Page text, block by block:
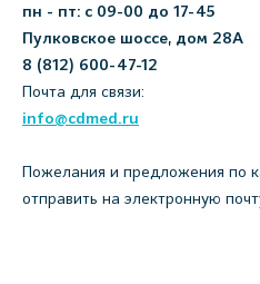
пн - пт: с 09-00 до 17-45
Пулковское шоссе, дом 28А
8 (812) 600-47-12
Почта для связи:
info@cdmed.ru
Пожелания и предложения по
отправить на электронную